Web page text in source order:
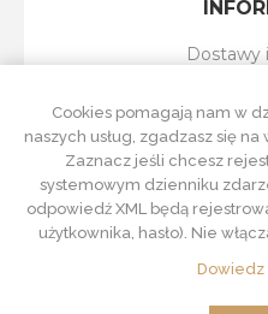
Dostawy
Polityka
Cookies pomagają nam w
naszych usług, zgadzasz się
Zaznacz jeśli chcesz
systemowym dzienniku
odpowiedź XML będą
użytkownika, hasło). Nie
Dowiedz